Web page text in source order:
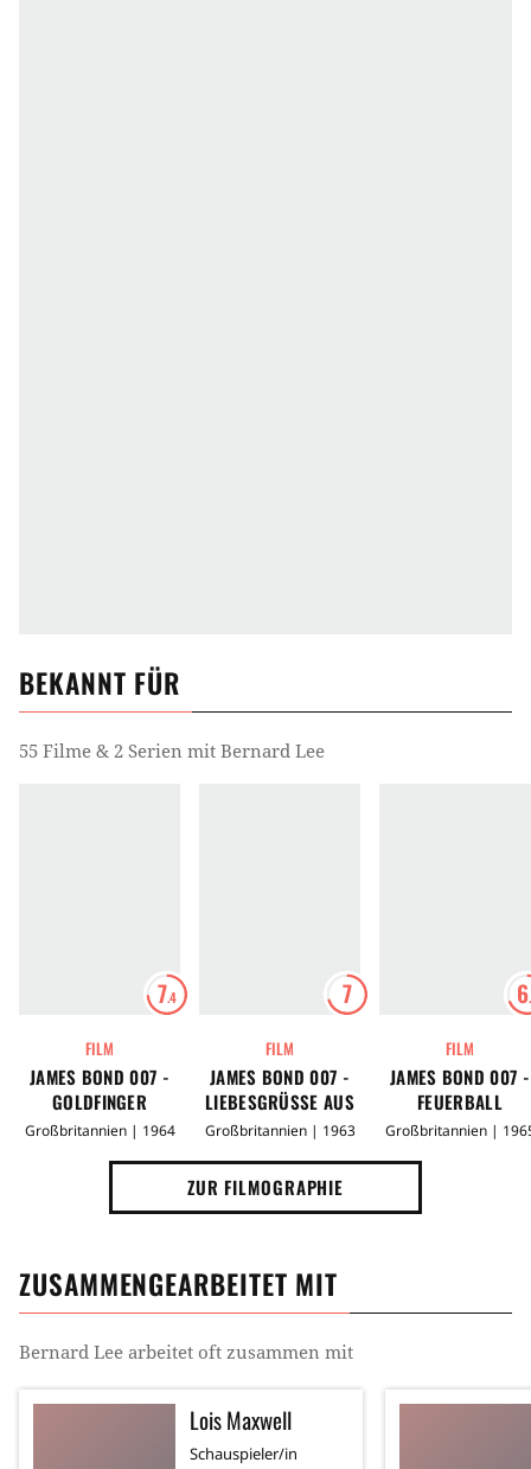
BEKANNT FÜR
55 Filme & 2 Serien mit Bernard Lee
7.4
FILM
JAMES BOND 007 -
GOLDFINGER
Großbritannien | 1964
7
FILM
JAMES BOND 007 -
LIEBESGRÜSSE AUS M
OSKAU
Großbritannien | 1963
6
FILM
JAMES BOND 007 -
FEUERBALL
Großbritannien |
ZUR FILMOGRAPHIE
ZUSAMMENGEARBEITET MIT
Bernard Lee arbeitet oft zusammen mit
Lois Maxwell
Schauspieler/in